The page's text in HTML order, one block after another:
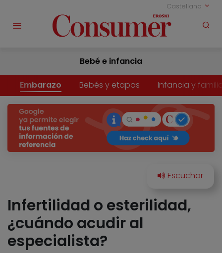
Castellano
Bebé e infancia
Embarazo Bebés y etapas Infancia y
Infertilidad o esterilidad,
¿cuándo acudir al
especialista?